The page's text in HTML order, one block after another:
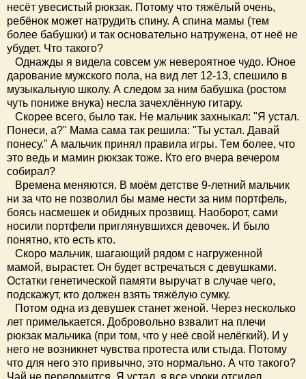
несёт увесистый рюкзак. Потому что тяжёлый очень,
ребёнок может натрудить спину. А спина мамы (тем
более бабушки) и так основательно натружена, от неё не
убудет. Что такого?
Однажды я видела совсем уж невероятное чудо. Юное
дарование мужского пола, на вид лет 12-13, спешило в
музыкальную школу. А следом за ним бабушка (ростом
чуть пониже внука) несла зачехлённую гитару.
Скорее всего, было так. Не мальчик захныкал: "Я устал.
Понеси, а?" Мама сама так решила: "Ты устал. Давай
понесу." А мальчик принял правила игры. Тем более, что
это ведь и мамин рюкзак тоже. Кто его вчера вечером
собирал?
Времена меняются. В моём детстве 9-летний мальчик
ни за что не позволил бы маме нести за ним портфель,
боясь насмешек и обидных прозвищ. Наоборот, сами
носили портфели приглянувшихся девочек. И было
понятно, кто есть кто.
Скоро мальчик, шагающий рядом с нагруженной
мамой, вырастет. Он будет встречаться с девушками.
Остатки генетической памяти выручат в случае чего,
подскажут, кто должен взять тяжёлую сумку.
Потом одна из девушек станет женой. Через несколько
лет примелькается. Добровольно взвалит на плечи
рюкзак мальчика (при том, что у неё свой нелёгкий). И у
него не возникнет чувства протеста или стыда. Потому
что для него это привычно, это нормально. А что такого?
Чай не переломится. Я устал, я все уроки отсидел.